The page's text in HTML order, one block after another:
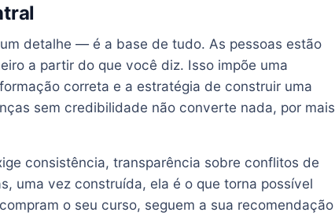
detalhe — é a base de tudo. As pessoas estão
a partir do que você diz. Isso impõe uma
correta e a estratégia de construir uma
sem credibilidade não converte nada, por mais
consistência, transparência sobre conflitos de
uma vez construída, ela é o que torna possível
o seu curso, seguem a sua recomendação